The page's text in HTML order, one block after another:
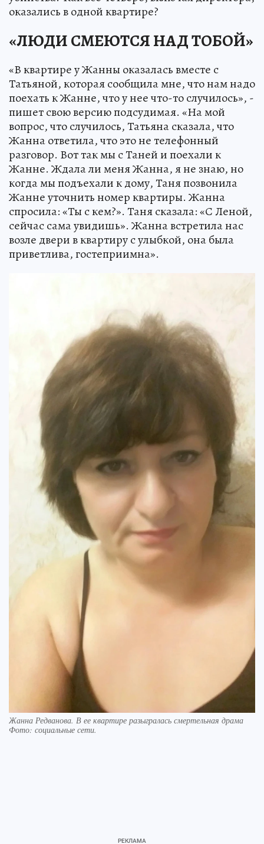
оказались в одной квартире?
«ЛЮДИ СМЕЮТСЯ НАД ТОБОЙ»
«В квартире у Жанны оказалась вместе с
Татьяной, которая сообщила мне, что нам надо
поехать к Жанне, что у нее что-то случилось», -
пишет свою версию подсудимая. «На мой
вопрос, что случилось, Татьяна сказала, что
Жанна ответила, что это не телефонный
разговор. Вот так мы с Таней и поехали к
Жанне. Ждала ли меня Жанна, я не знаю, но
когда мы подъехали к дому, Таня позвонила
Жанне уточнить номер квартиры. Жанна
спросила: «Ты с кем?». Таня сказала: «С Леной,
сейчас сама увидишь». Жанна встретила нас
возле двери в квартиру с улыбкой, она была
приветлива, гостеприимна».
Жанна Редванова. В ее квартире разыгралась смертельная драма
Фото: социальные сети.